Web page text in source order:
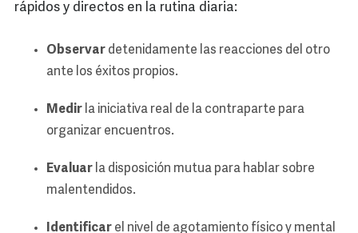
rápidos y directos en la rutina diaria:
Observar detenidamente las reacciones del otro
ante los éxitos propios.
Medir la iniciativa real de la contraparte para
organizar encuentros.
Evaluar la disposición mutua para hablar sobre
malentendidos.
Identificar el nivel de agotamiento físico y mental